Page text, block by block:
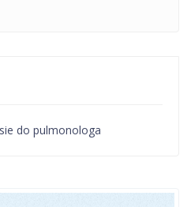
do pulmonologa